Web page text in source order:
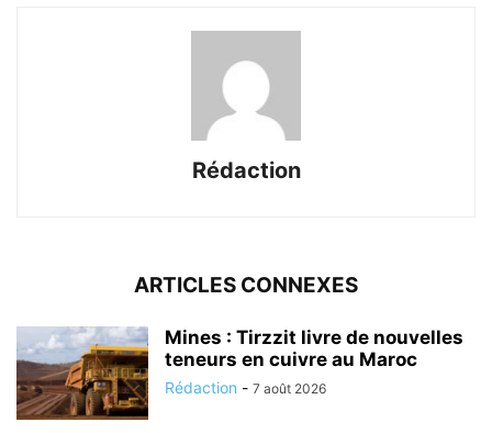
Rédaction
ARTICLES CONNEXES
Mines : Tirzzit livre de nouvelles
teneurs en cuivre au Maroc
Rédaction - 7 août 2026